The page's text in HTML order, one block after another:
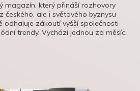
magazín, který přináší rozhovory
českého, ale i světového byznysu
odhaluje zákoutí vyšší společnosti
trendy. Vychází jednou za měsíc.